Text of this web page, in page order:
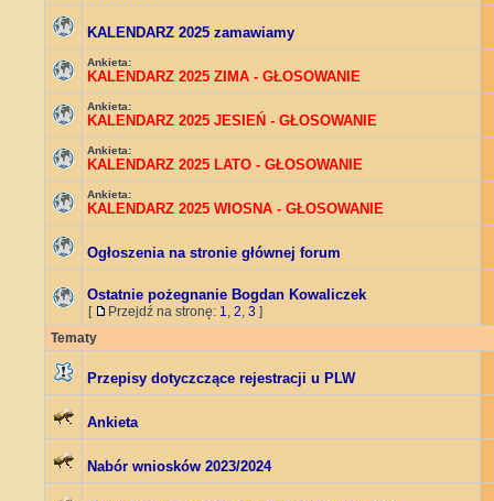
KALENDARZ 2025 zamawiamy
Ankieta:
KALENDARZ 2025 ZIMA - GŁOSOWANIE
Ankieta:
KALENDARZ 2025 JESIEŃ - GŁOSOWANIE
Ankieta:
KALENDARZ 2025 LATO - GŁOSOWANIE
Ankieta:
KALENDARZ 2025 WIOSNA - GŁOSOWANIE
Ogłoszenia na stronie głównej forum
Ostatnie pożegnanie Bogdan Kowaliczek
[ Przejdź na stronę: 1, 2, 3 ]
Tematy
Przepisy dotyczczące rejestracji u PLW
Ankieta
Nabór wniosków 2023/2024